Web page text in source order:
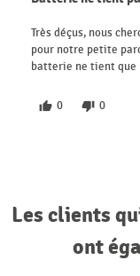
Très déçus, nous
pour notre petite
batterie ne tient que
0 0
Les clients
ont